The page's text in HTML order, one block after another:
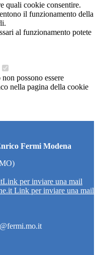
quali cookie consentire.
il funzionamento della
al funzionamento potete
possono essere
nella pagina della cookie
Fermi Modena
Link per inviare una mail
Link per inviare una mail